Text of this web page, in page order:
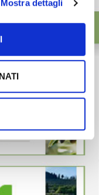
Mostra dettagli